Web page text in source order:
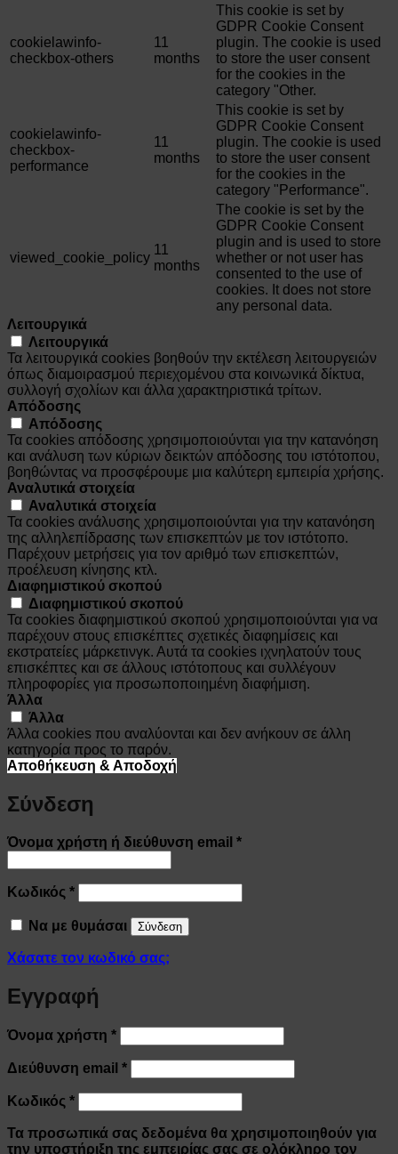
cookielawinfo-
checkbox-others
11
months
This cookie is set by
GDPR Cookie Consent
plugin. The cookie is used
to store the user consent
for the cookies in the
category "Other.
cookielawinfo-
checkbox-
performance
11
months
This cookie is set by
GDPR Cookie Consent
plugin. The cookie is used
to store the user consent
for the cookies in the
category "Performance".
viewed_cookie_policy
11
months
The cookie is set by the
GDPR Cookie Consent
plugin and is used to store
whether or not user has
consented to the use of
cookies. It does not store
any personal data.
Λειτουργικά
Λειτουργικά
Τα λειτουργικά cookies βοηθούν την εκτέλεση λειτουργειών
όπως διαμοιρασμού περιεχομένου στα κοινωνικά δίκτυα,
συλλογή σχολίων και άλλα χαρακτηριστικά τρίτων.
Απόδοσης
Απόδοσης
Τα cookies απόδοσης χρησιμοποιούνται για την κατανόηση
και ανάλυση των κύριων δεικτών απόδοσης του ιστότοπου,
βοηθώντας να προσφέρουμε μια καλύτερη εμπειρία χρήσης.
Αναλυτικά στοιχεία
Αναλυτικά στοιχεία
Τα cookies ανάλυσης χρησιμοποιούνται για την κατανόηση
της αλληλεπίδρασης των επισκεπτών με τον ιστότοπο.
Παρέχουν μετρήσεις για τον αριθμό των επισκεπτών,
προέλευση κίνησης κτλ.
Διαφημιστικού σκοπού
Διαφημιστικού σκοπού
Τα cookies διαφημιστικού σκοπού χρησιμοποιούνται για να
παρέχουν στους επισκέπτες σχετικές διαφημίσεις και
εκστρατείες μάρκετινγκ. Αυτά τα cookies ιχνηλατούν τους
επισκέπτες και σε άλλους ιστότοπους και συλλέγουν
πληροφορίες για προσωποποιημένη διαφήμιση.
Άλλα
Άλλα
Άλλα cookies που αναλύονται και δεν ανήκουν σε άλλη
κατηγορία προς το παρόν.
Αποθήκευση & Αποδοχή
Σύνδεση
Όνομα χρήστη ή διεύθυνση email *Απαιτείται
Κωδικός *Απαιτείται
Να με θυμάσαι Σύνδεση
Χάσατε τον κωδικό σας;
Εγγραφή
Όνομα χρήστη *Απαιτείται
Διεύθυνση email *Απαιτείται
Κωδικός *Απαιτείται
Τα προσωπικά σας δεδομένα θα χρησιμοποιηθούν για
την υποστήριξη της εμπειρίας σας σε ολόκληρο τον